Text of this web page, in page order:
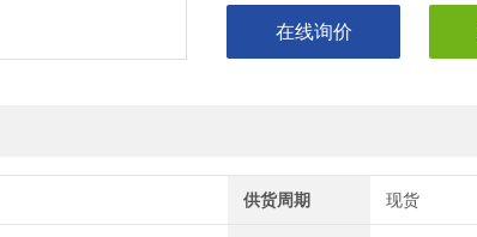
在线询价
供货周期 现货